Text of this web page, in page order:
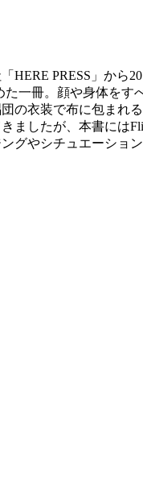
HERE PRESS」から
一冊。顔や身体を
の衣装で布に包ま
ましたが、本書には
グやシチュエーシ